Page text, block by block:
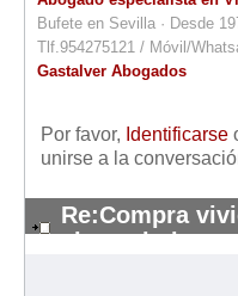
Bufete en Sevilla · Desde
Tlf.954275121 / Móvil/
Gastalver Abogados
Por favor, Identificarse
unirse a la
Re:Compra
sin aval ni